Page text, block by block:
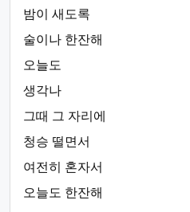
밤이 새도록
술이나 한잔해
오늘도
생각나
그때 그 자리에
청승 떨면서
여전히 혼자서
오늘도 한잔해